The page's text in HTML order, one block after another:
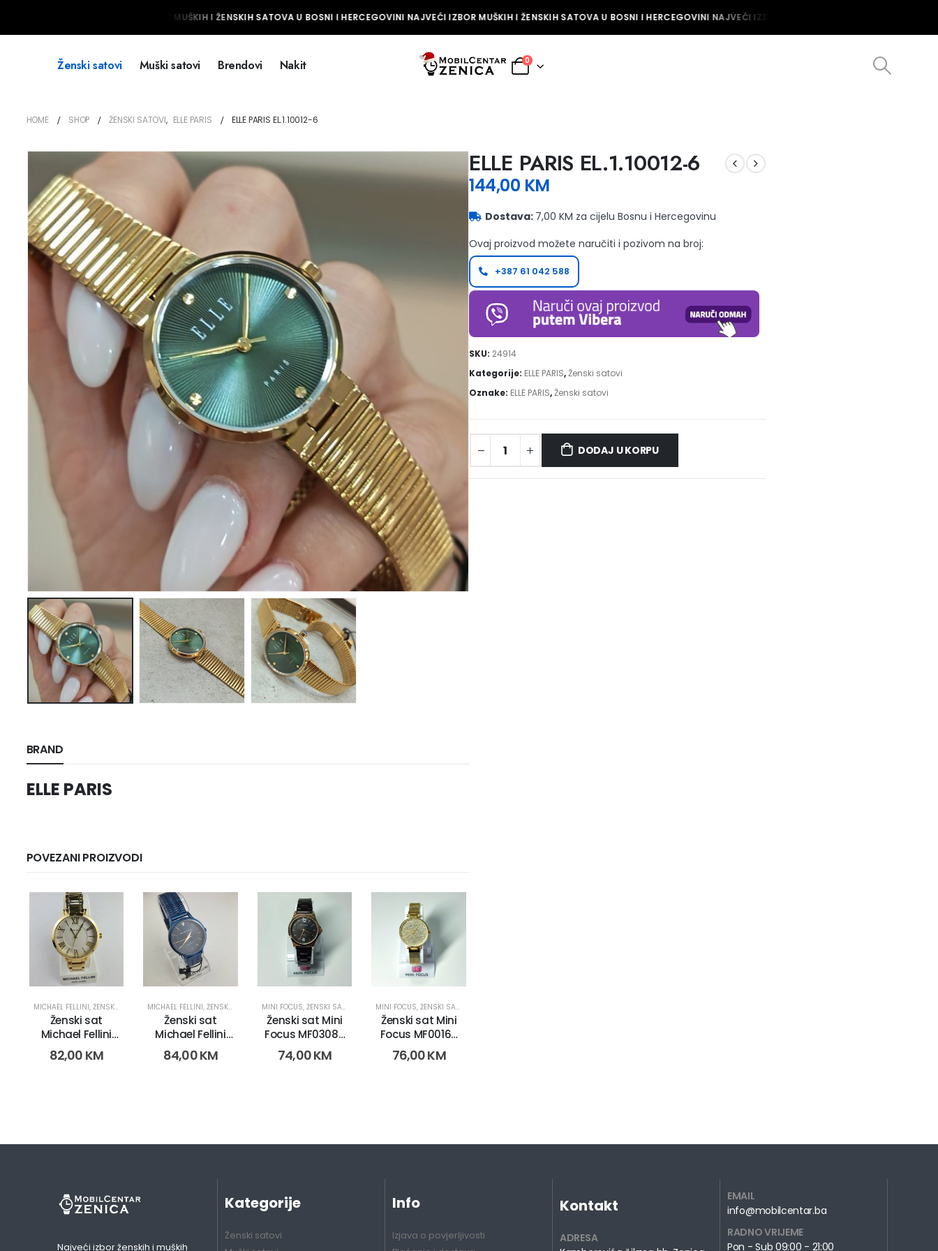
NAJVEĆI IZBOR MUŠKIH I ŽENSKIH SATOVA U BOSNI I HERCEGOVINI NAJVEĆI IZBOR MUŠKIH I ŽENSKIH SATOVA U BOSNI I HERCEGOVINI NAJVEĆI IZBOR MUŠKIH I ŽENSKIH SATOVA U
Ženski satovi Muški satovi Brendovi Nakit 0
HOME SHOP ŽENSKI SATOVI, ELLE PARIS ELLE PARIS EL.1.10012-6
BRAND
ELLE PARIS
POVEZANI PROIZVODI
MICHAEL FELLINI, ŽENSKI SATOVI
Ženski sat
Michael Fellini
1135 (2671)
82,00 KM
MICHAEL FELLINI,ŽENSKI SATOVI
Ženski sat
Michael Fellini
2220 (3011)
84,00KM
MINI FOCUS, ŽENSKI SATOVI
Ženski sat Mini
Focus MF0308L.
(2758-5)
74,00KM
MINI FOCUS,ŽENSKI SATOVI
Ženski sat Mini
Focus MF0016L.
(9187-2)
76,00KM
ELLE PARIS EL.1.10012-6
144,00 KM
Dostava: 7,00 KM za cijelu Bosnu i Hercegovinu
Ovaj proizvod možete naručiti i pozivom na broj:
+387 61 042 588
SKU: 24914
Kategorije: ELLE PARIS,Ženski satovi
Oznake: ELLE PARIS,Ženski satovi
DODAJ U KORPU
Najveći izbor ženskih i muških
Kategorije
Ženski satovi
Info
Izjava o povjerljivosti
Kontakt
ADRESA
EMAIL
info@mobilcentar.ba
RADNO VRIJEME
Pon - Sub 09:00 - 21:00